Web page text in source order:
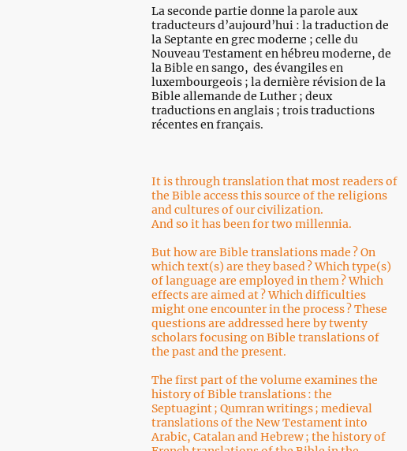
La seconde partie donne la parole aux
traducteurs d’aujourd’hui : la traduction de
la Septante en grec moderne ; celle du
Nouveau Testament en hébreu moderne, de
la Bible en sango, des évangiles en
luxembourgeois ; la dernière révision de la
Bible allemande de Luther ; deux
traductions en anglais ; trois traductions
récentes en français.
It is through translation that most readers of
the Bible access this source of the religions
and cultures of our civilization.
And so it has been for two millennia.
But how are Bible translations made ? On
which text(s) are they based ? Which type(s)
of language are employed in them ? Which
effects are aimed at ? Which difficulties
might one encounter in the process ? These
questions are addressed here by twenty
scholars focusing on Bible translations of
the past and the present.
The first part of the volume examines the
history of Bible translations : the
Septuagint ; Qumran writings ; medieval
translations of the New Testament into
Arabic, Catalan and Hebrew ; the history of